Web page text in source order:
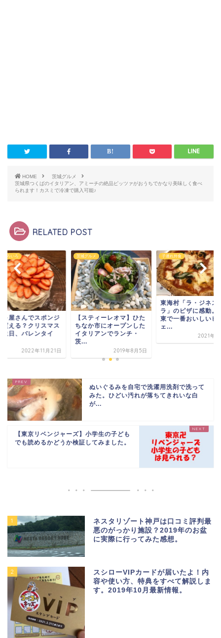
HOME
茨城グルメ
茨城県つくばのイタリアン、アミーチの絶品ピッツァがおうちでかなり美味しく食べ
られます！カスミで冷凍で購入可能♪
RELATED POST
いろいろ
キ屋さんでスポンジ
買える？クリスマス
生日、バレンタイ
2022年11月21日
茨城グルメ
【スティーレオマ】ひた
ちなか市にオープンした
イタリアンでランチ・
茨...
2019年8月5日
子連れ外食
東海村「ラ・ジネス
ラ」のピザに感動。
東で一番おいしいピ
ェ...
2021年2
ぬいぐるみを自宅で洗濯用洗剤で洗って
みた。ひどい汚れが落ちてきれいな白
が...
【東京リベンジャーズ】小学生の子ども
でも読めるかどうか検証してみました。
1
ネスタリゾート神戸は口コミ評判最
悪のがっかり施設？2019年のお盆
に実際に行ってみた感想。
2
スシローVIPカードが届いたよ！内
容や使い方、特典をすべて解説しま
す。2019年10月最新情報。